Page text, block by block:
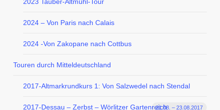
2024 – Von Paris nach Calais
2024 -Von Zakopane nach Cottbus
Touren durch Mitteldeutschland
2017-Altmarkrundkurs 1: Von Salzwedel nach Stendal
2017-Dessau – Zerbst – Wörlitzer Gartenreich21.08. – 23.08.2017